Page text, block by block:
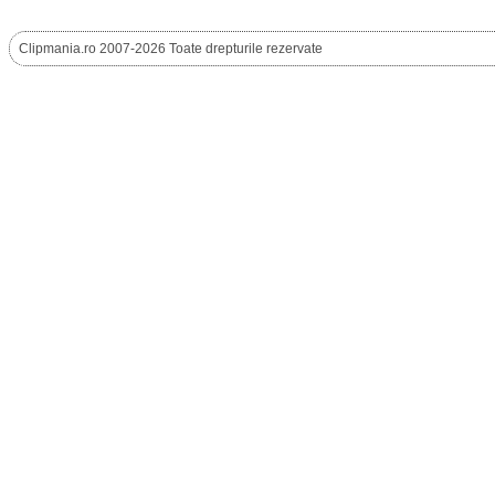
Clipmania.ro 2007-2026 Toate drepturile rezervate